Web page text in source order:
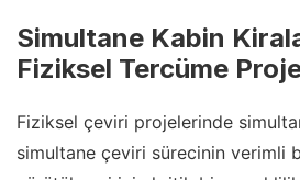
Simultane Kabin
Fiziksel Tercüme
Fiziksel çeviri projelerinde
simultane çeviri sürecinin verimli